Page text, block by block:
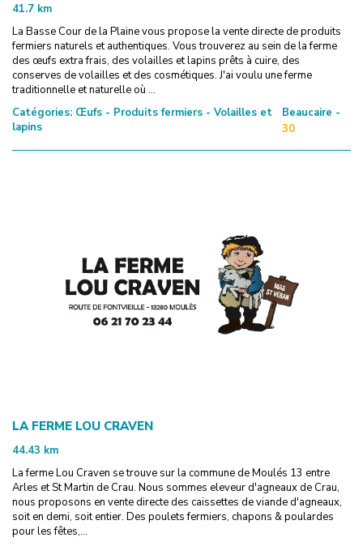
41.7 km
La Basse Cour de la Plaine vous propose la vente directe de produits
fermiers naturels et authentiques. Vous trouverez au sein de la ferme
des œufs extra frais, des volailles et lapins prêts à cuire, des
conserves de volailles et des cosmétiques. J'ai voulu une ferme
traditionnelle et naturelle où ...
Catégories: Œufs - Produits fermiers - Volailles et
lapins
Beaucaire -
30
LA FERME LOU CRAVEN
44.43 km
La ferme Lou Craven se trouve sur la commune de Moulés 13 entre
Arles et St Martin de Crau. Nous sommes eleveur d'agneaux de Crau,
nous proposons en vente directe des caissettes de viande d'agneaux,
soit en demi, soit entier. Des poulets fermiers, chapons & poulardes
pour les fêtes,...